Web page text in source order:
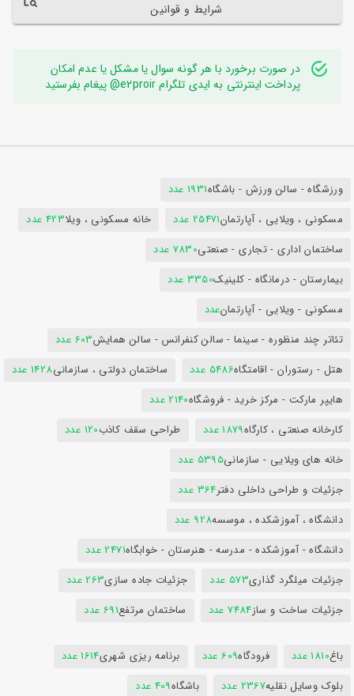
شرایط و قوانین
در صورت برخورد با هر گونه سوال یا مشکل یا عدم امکان
پرداخت اینترنتی به ایدی تلگرام e2proir@ پیغام بفرستید
ورزشگاه - سالن ورزش - باشگاه1931 عدد
مسکونی ، ویلایی ، آپارتمان25471 عدد خانه مسکونی ، ویلا423 عدد
ساختمان اداری - تجاری - صنعتی7830 عدد
بیمارستان - درمانگاه - کلینیک3350 عدد
مسکونی - ویلایی - آپارتمانعدد
تئاتر چند منظوره - سینما - سالن کنفرانس - سالن همایش603 عدد
هتل - رستوران - اقامتگاه5486 عدد ساختمان دولتی ، سازمانی1428 عدد
هایپر مارکت - مرکز خرید - فروشگاه2140 عدد
کارخانه صنعتی ، کارگاه1879 عدد طراحی سقف کاذب120 عدد
خانه های ویلایی - سازمانی5395 عدد
جزئیات و طراحی داخلی دفتر364 عدد
دانشگاه ، آموزشکده ، موسسه928 عدد
دانشگاه - آموزشکده - مدرسه - هنرستان - خوابگاه2471 عدد
جزئیات میلگرد گذاری573 عدد جزئیات جاده سازی263 عدد
جزئیات ساخت و ساز7484 عدد ساختمان مرتفع691 عدد
باغ1810 عدد فرودگاه609 عدد برنامه ریزی شهری1614 عدد
بلوک وسایل نقلیه2367 عدد باشگاه409 عدد